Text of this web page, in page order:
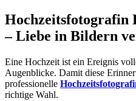
Hochzeitsfotografin
– Liebe in Bildern
Eine Hochzeit ist ein Ereignis
Augenblicke. Damit diese
professionelle
richtige Wahl.